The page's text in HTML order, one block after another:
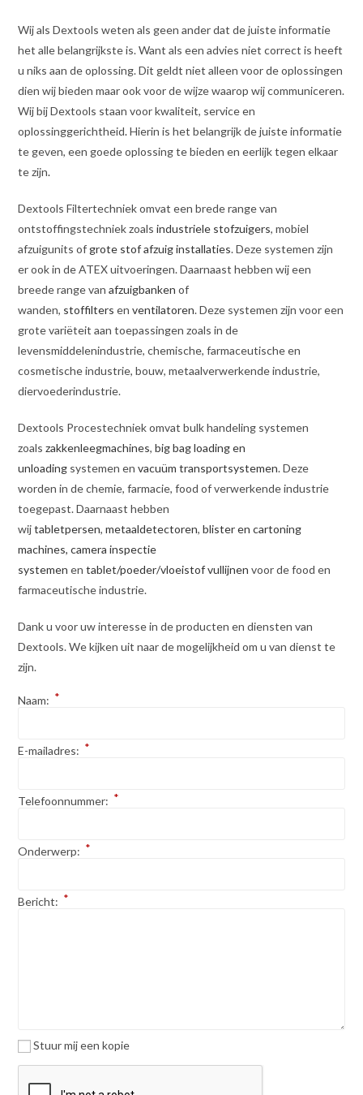
Wij als Dextools weten als geen ander dat de juiste informatie
het alle belangrijkste is. Want als een advies niet correct is heeft
u niks aan de oplossing. Dit geldt niet alleen voor de oplossingen
dien wij bieden maar ook voor de wijze waarop wij communiceren.
Wij bij Dextools staan voor kwaliteit, service en
oplossinggerichtheid.Hierin is het belangrijk de juiste informatie
te geven, een goede oplossing te bieden en eerlijk tegen elkaar
te zijn.
Dextools Filtertechniek omvat een brede range van
ontstoffingstechniek zoalsindustriele stofzuigers, mobiel
afzuigunits of grote stof afzuig installaties. Deze systemen zijn
er ook in de ATEX uitvoeringen. Daarnaast hebben wij een
breede range vanafzuigbanken of
wanden, stoffilters enventilatoren. Deze systemen zijn voor een
grote variëteit aan toepassingen zoals in de
levensmiddelenindustrie, chemische, farmaceutische en
cosmetische industrie, bouw, metaalverwerkende industrie,
diervoederindustrie.
Dextools Procestechniek omvat bulk handeling systemen
zoalszakkenleegmachines,big bag loading en
unloading systemen en vacuüm transportsystemen. Deze
worden in de chemie, farmacie, food of verwerkende industrie
toegepast. Daarnaast hebben
wijtabletpersen,metaaldetectoren,blister en cartoning
machines, camera inspectie
systemen entablet/poeder/vloeistof vullijnen voor de food en
farmaceutische industrie.
Dank u voor uw interesse in de producten en diensten van
Dextools. We kijken uit naar de mogelijkheid om u van dienst te
zijn.
Naam: *
E-mailadres: *
Telefoonnummer: *
Onderwerp: *
Bericht: *
Stuur mij een kopie